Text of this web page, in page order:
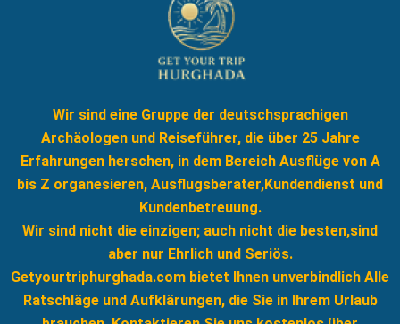
Wir sind eine Gruppe der deutschsprachigen
Archäologen und Reiseführer, die über 25 Jahre
Erfahrungen herschen, in dem Bereich Ausflüge von A
bis Z organesieren, Ausflugsberater,Kundendienst und
Kundenbetreuung.
Wir sind nicht die einzigen; auch nicht die besten,sind
aber nur Ehrlich und Seriös.
Getyourtriphurghada.com bietet Ihnen unverbindlich Alle
Ratschläge und Aufklärungen, die Sie in Ihrem Urlaub